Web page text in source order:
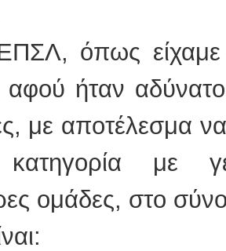
όπως είχαμε
αφού ήταν
με αποτέλεσμα
με
ομάδες, στο